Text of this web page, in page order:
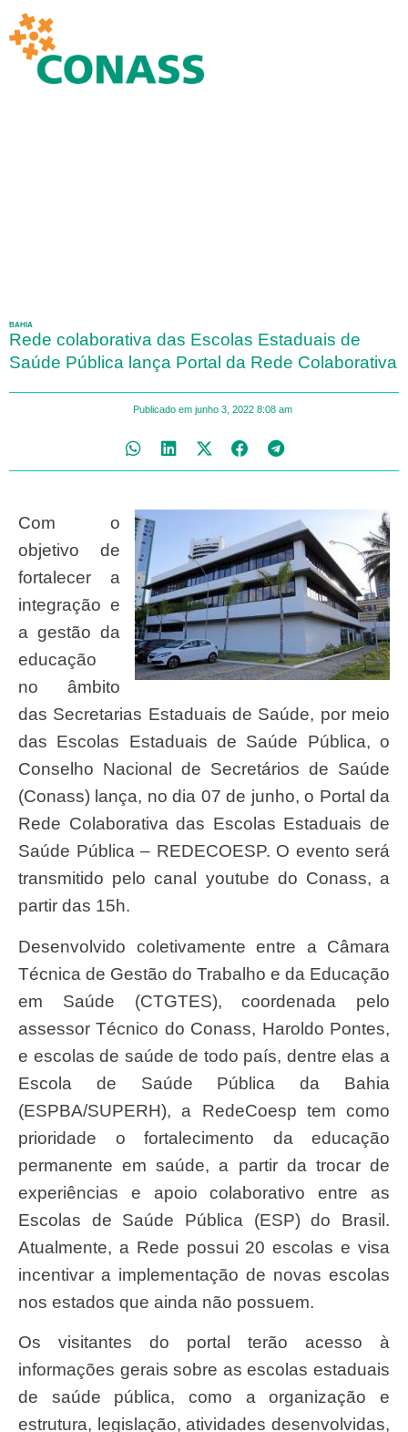
BAHIA
Rede colaborativa das Escolas Estaduais de
Saúde Pública lança Portal da Rede Colaborativa
Publicado em junho 3, 2022 8:08 am
Com o
objetivo de
fortalecer a
integração e
a gestão da
educação
no âmbito
das Secretarias Estaduais de Saúde, por meio
das Escolas Estaduais de Saúde Pública, o
Conselho Nacional de Secretários de Saúde
(Conass) lança, no dia 07 de junho, o Portal da
Rede Colaborativa das Escolas Estaduais de
Saúde Pública – REDECOESP. O evento será
transmitido pelo canal youtube do Conass, a
partir das 15h.
Desenvolvido coletivamente entre a Câmara
Técnica de Gestão do Trabalho e da Educação
em Saúde (CTGTES), coordenada pelo
assessor Técnico do Conass, Haroldo Pontes,
e escolas de saúde de todo país, dentre elas a
Escola de Saúde Pública da Bahia
(ESPBA/SUPERH), a RedeCoesp tem como
prioridade o fortalecimento da educação
permanente em saúde, a partir da trocar de
experiências e apoio colaborativo entre as
Escolas de Saúde Pública (ESP) do Brasil.
Atualmente, a Rede possui 20 escolas e visa
incentivar a implementação de novas escolas
nos estados que ainda não possuem.
Os visitantes do portal terão acesso à
informações gerais sobre as escolas estaduais
de saúde pública, como a organização e
estrutura, legislação, atividades desenvolvidas,